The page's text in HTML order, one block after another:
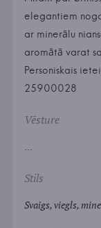
elegantiem
ar minerālu
aromātā varat
Personiskais
25900028
Vēsture
...
Stils
Svaigs, viegls,